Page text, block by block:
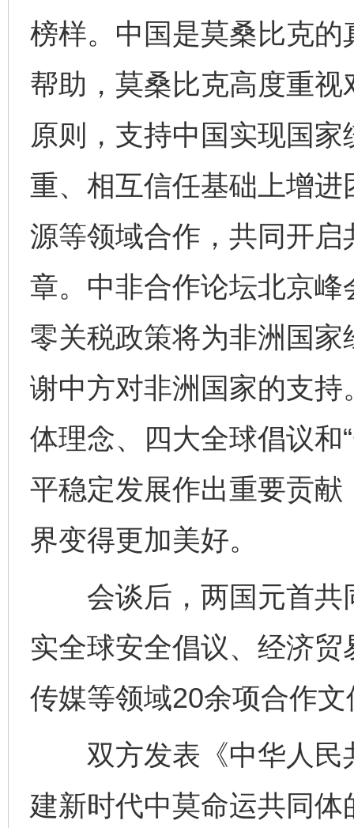
榜样。中国是莫桑比克
帮助，莫桑比克高度重
原则，支持中国实现国
重、相互信任基础上增
源等领域合作，共同开
章。中非合作论坛北京
零关税政策将为非洲国
谢中方对非洲国家的支
体理念、四大全球倡议和
平稳定发展作出重要贡
界变得更加美好。
会谈后，两国元首共
实全球安全倡议、经济
传媒等领域20余项合作文
双方发表《中华人民
建新时代中莫命运共同体